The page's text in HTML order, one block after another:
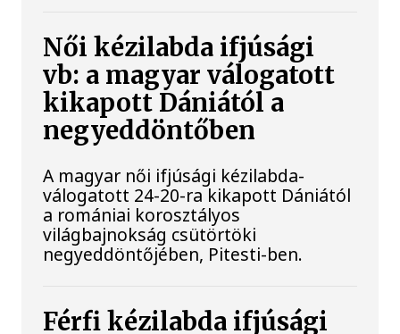
Női kézilabda ifjúsági
vb: a magyar válogatott
kikapott Dániától a
negyeddöntőben
A magyar női ifjúsági kézilabda-
válogatott 24-20-ra kikapott Dániától
a romániai korosztályos
világbajnokság csütörtöki
negyeddöntőjében, Pitesti-ben.
Férfi kézilabda ifjúsági